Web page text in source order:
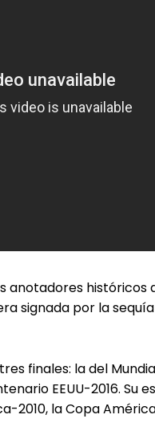
anotadores históricos
signada por la
finales: la del
EEUU-2016. Su
2010, la Copa